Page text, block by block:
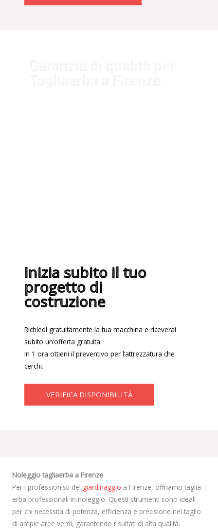
Inizia subito il tuo
progetto di
costruzione
Richiedi gratuitamente la tua macchina e riceverai
subito un’offerta gratuita.
In 1 ora ottieni il preventivo per l’attrezzatura che
cerchi.
VERIFICA DISPONIBILITÀ
Noleggio tagliaerba a Firenze
Per i professionisti del giardinaggio a Firenze, offriamo taglia
erba professionali in noleggio. Questi strumenti sono ideali
per chi necessita di potenza, efficienza e precisione nel taglio
di ampie aree verdi, garantendo risultati di alta qualità.